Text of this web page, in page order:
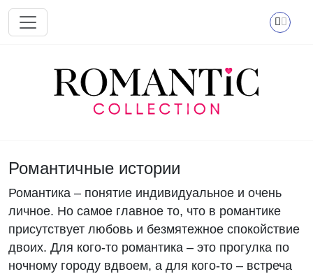
Перейти к основному содержанию
Романтичные истории
Романтика – понятие индивидуальное и очень
личное. Но самое главное то, что в романтике
присутствует любовь и безмятежное спокойствие
двоих. Для кого-то романтика – это прогулка по
ночному городу вдвоем, а для кого-то – встреча